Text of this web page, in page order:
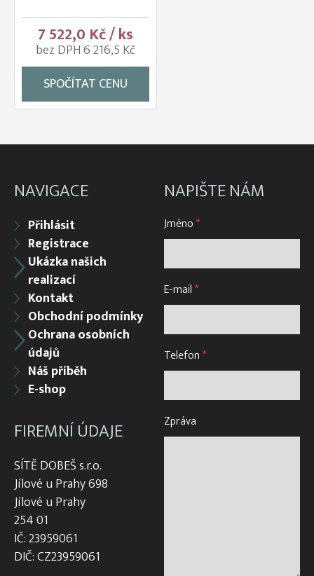
7 522,0 Kč / ks
bez DPH 6 216,5 Kč
SPOČÍTAT CENU
NAVIGACE
Přihlásit
Registrace
Ukázka našich
realizací
Kontakt
Obchodní podmínky
Ochrana osobních
údajů
Náš příběh
E-shop
FIREMNÍ ÚDAJE
SÍTĚ DOBEŠ s.r.o.
Jílové u Prahy 698
Jílové u Prahy
254 01
IČ: 23959061
DIČ: CZ23959061
NAPIŠTE NÁM
Jméno*
E-mail*
Telefon*
Zpráva